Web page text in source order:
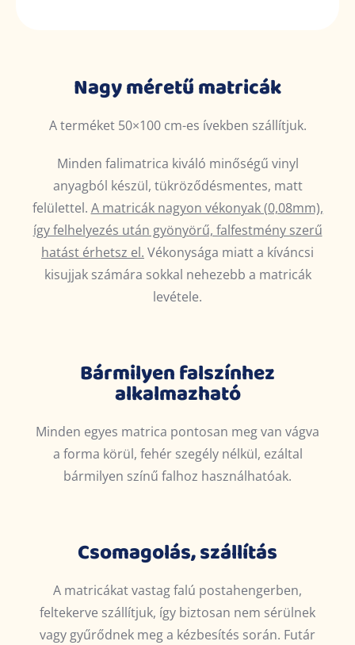
Nagy méretű matricák
A terméket 50×100 cm-es ívekben szállítjuk.
Minden falimatrica kiváló minőségű vinyl
anyagból készül, tükröződésmentes, matt
felülettel. A matricák nagyon vékonyak (0,08mm),
így felhelyezés után gyönyörű, falfestmény szerű
hatást érhetsz el. Vékonysága miatt a kíváncsi
kisujjak számára sokkal nehezebb a matricák
levétele.
Bármilyen falszínhez
alkalmazható
Minden egyes matrica pontosan meg van vágva
a forma körül, fehér szegély nélkül, ezáltal
bármilyen színű falhoz használhatóak.
Csomagolás, szállítás
A matricákat vastag falú postahengerben,
feltekerve szállítjuk, így biztosan nem sérülnek
vagy gyűrődnek meg a kézbesítés során. Futár